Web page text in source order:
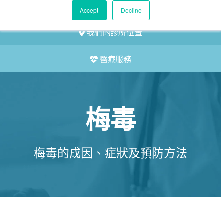
Accept Decline
我們的診所位置
醫療服務
梅毒
梅毒的成因、症狀及預防方法